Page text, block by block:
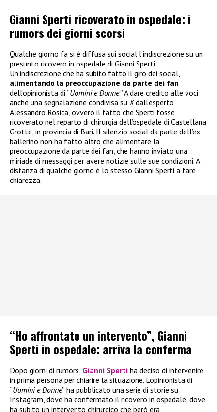
Gianni Sperti ricoverato in ospedale: i
rumors dei giorni scorsi
Qualche giorno fa si è diffusa sui social l’indiscrezione su un
presunto ricovero in ospedale di Gianni Sperti.
Un’indiscrezione che ha subito fatto il giro dei social,
alimentando la preoccupazione da parte dei fan
dell’opinionista di “Uomini e Donne.” A dare credito alle voci
anche una segnalazione condivisa su Xdall’esperto
Alessandro Rosica, ovvero il fatto che Sperti fosse
ricoverato nel reparto di chirurgia dell’ospedale di Castellana
Grotte, in provincia di Bari. Il silenzio social da parte dell’ex
ballerino non ha fatto altro che alimentare la
preoccupazione da parte dei fan, che hanno inviato una
miriade di messaggi per avere notizie sulle sue condizioni. A
distanza di qualche giorno è lo stesso Gianni Sperti a fare
chiarezza.
“Ho affrontato un intervento”, Gianni
Sperti in ospedale: arriva la conferma
Dopo giorni di rumors, Gianni Sperti ha deciso di intervenire
in prima persona per chiarire la situazione. L’opinionista di
“Uomini e Donne” ha pubblicato una serie di storie su
Instagram, dove ha confermato il ricovero in ospedale, dove
ha subito un intervento chirurgico che però era